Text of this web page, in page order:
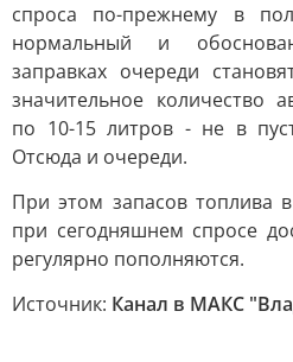
спроса по-прежнему в
нормальный и
заправках очереди
значительное количество
по 10-15 литров - не в
Отсюда и очереди.
При этом запасов топлива
при сегодняшнем спросе
регулярно пополняются.
Источник: Канал в МАКС